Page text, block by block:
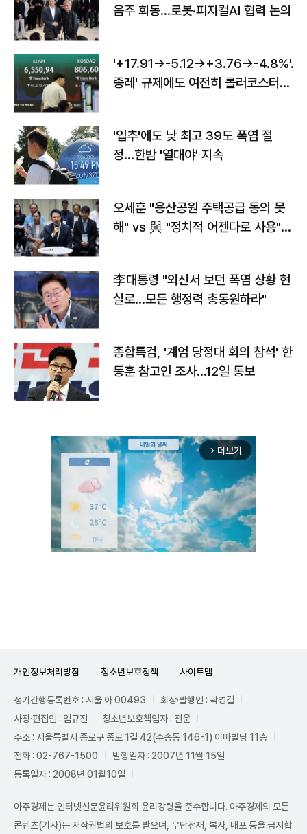
음주 회동…로봇·피지컬AI 협력 논의
'+17.91→-5.12→+3.76→-4.8%'…'
종레' 규제에도 여전히 롤러코스터
'입추'에도 낮 최고 39도 폭염 절
정…한밤 '열대야' 지속
오세훈 "용산공원 주택공급 동의 못
해" vs 與 "정치적 어젠다로 사용"
李대통령 "외신서 보던 폭염 상황 현
실로…모든 행정력 총동원하라"
종합특검, '계엄 당정대 회의 참석' 한
동훈 참고인 조사...12일 통보
arrow_forward_ios 더보기
개인정보처리방침 청소년보호정책 사이트맵
정기간행등록번호 : 서울 아 00493
회장·발행인 : 곽영길
사장·편집인 : 임규진
청소년보호책임자 : 전운
주소 : 서울특별시 종로구 종로 1길 42(수송동 146-1) 이마빌딩 11층
전화 : 02-767-1500
발행일자 : 2007년 11월 15일
등록일자 : 2008년 01월10일
아주경제는 인터넷신문윤리위원회 윤리강령을 준수합니다. 아주경제의 모든
콘텐츠(기사)는 저작권법의 보호를 받으며, 무단전재, 복사, 배포 등을 금지합